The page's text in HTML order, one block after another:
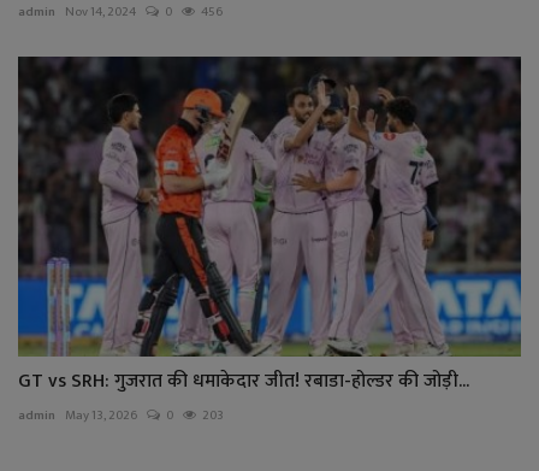
admin Nov 14, 2024 0 456
GT vs SRH: गुजरात की धमाकेदार जीत! रबाडा-होल्डर की जोड़ी...
admin May 13, 2026 0 203